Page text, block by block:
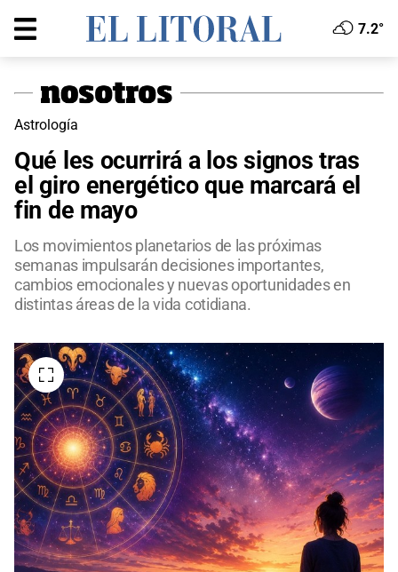
7.2°
Astrología
Qué les ocurrirá a los signos tras
el giro energético que marcará el
fin de mayo
Los movimientos planetarios de las próximas
semanas impulsarán decisiones importantes,
cambios emocionales y nuevas oportunidades en
distintas áreas de la vida cotidiana.